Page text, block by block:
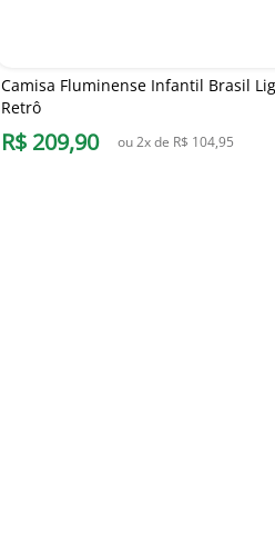
Camisa Fluminense Infantil Brasil
Retrô
R$ 209,90 ou2x de R$ 104,95